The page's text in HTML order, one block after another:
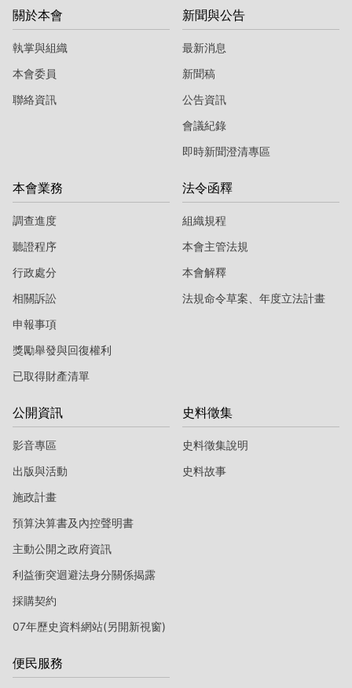
關於本會
執掌與組織
本會委員
聯絡資訊
新聞與公告
最新消息
新聞稿
公告資訊
會議紀錄
即時新聞澄清專區
本會業務
調查進度
聽證程序
行政處分
相關訴訟
申報事項
獎勵舉發與回復權利
已取得財產清單
法令函釋
組織規程
本會主管法規
本會解釋
法規命令草案、年度立法計畫
公開資訊
影音專區
出版與活動
施政計畫
預算決算書及內控聲明書
主動公開之政府資訊
利益衝突迴避法身分關係揭露
採購契約
07年歷史資料網站(另開新視窗)
史料徵集
史料徵集說明
史料故事
便民服務